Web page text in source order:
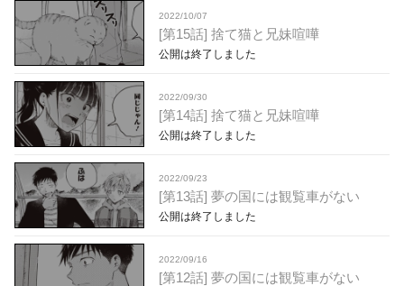
2022/10/07
[第15話] 捨て猫と兄妹喧嘩
公開は終了しました
2022/09/30
[第14話] 捨て猫と兄妹喧嘩
公開は終了しました
2022/09/23
[第13話] 夢の国には観覧車がない
公開は終了しました
2022/09/16
[第12話] 夢の国には観覧車がない